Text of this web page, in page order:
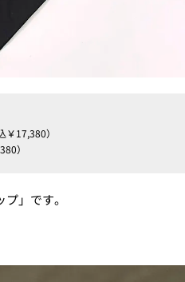
17,380）
）
」です。